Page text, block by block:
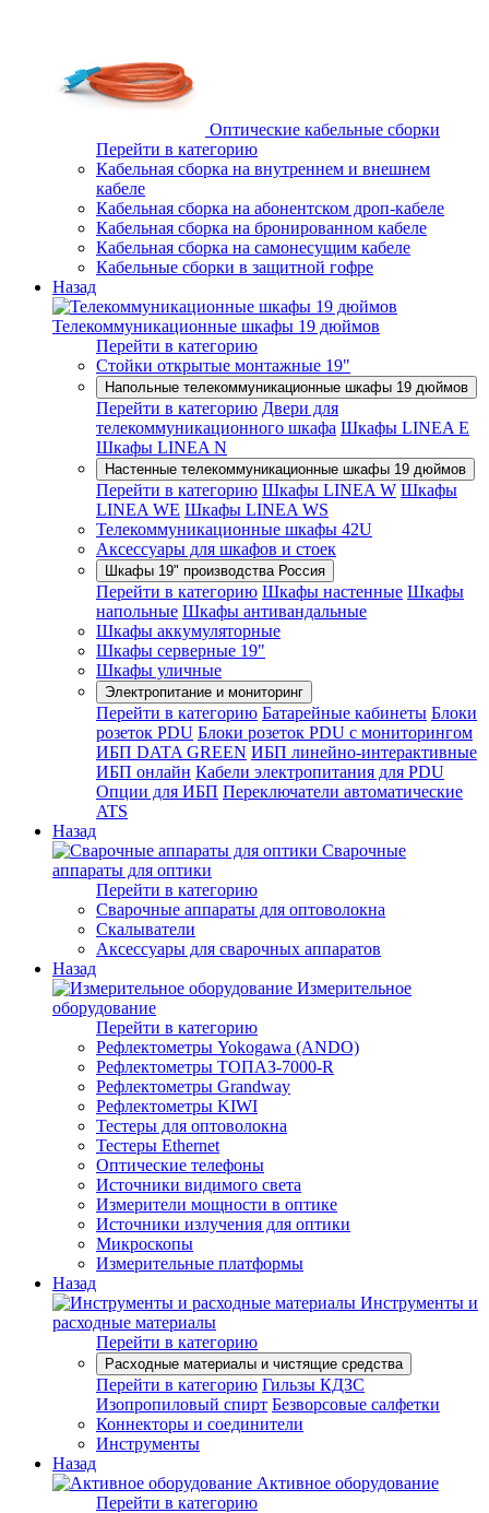
Оптические кабельные сборки
Перейти в категорию
Кабельная сборка на внутреннем и внешнем
кабеле
Кабельная сборка на абонентском дроп-кабеле
Кабельная сборка на бронированном кабеле
Кабельная сборка на самонесущим кабеле
Кабельные сборки в защитной гофре
Назад
Телекоммуникационные шкафы 19 дюймов
Перейти в категорию
Стойки открытые монтажные 19"
Напольные телекоммуникационные шкафы 19 дюймов
Перейти в категорию Двери для
телекоммуникационного шкафа Шкафы LINEA E
Шкафы LINEA N
Настенные телекоммуникационные шкафы 19 дюймов
Перейти в категорию Шкафы LINEA W Шкафы
LINEA WE Шкафы LINEA WS
Телекоммуникационные шкафы 42U
Аксессуары для шкафов и стоек
Шкафы 19" производства Россия
Перейти в категорию Шкафы настенные Шкафы
напольные Шкафы антивандальные
Шкафы аккумуляторные
Шкафы серверные 19"
Шкафы уличные
Электропитание и мониторинг
Перейти в категорию Батарейные кабинеты Блоки
розеток PDU Блоки розеток PDU с мониторингом
ИБП DATA GREEN ИБП линейно-интерактивные
ИБП онлайн Кабели электропитания для PDU
Опции для ИБП Переключатели автоматические
ATS
Назад
Сварочные
аппараты для оптики
Перейти в категорию
Сварочные аппараты для оптоволокна
Скалыватели
Аксессуары для сварочных аппаратов
Назад
Измерительное
оборудование
Перейти в категорию
Рефлектометры Yokogawa (ANDO)
Рефлектометры ТОПАЗ-7000-R
Рефлектометры Grandway
Рефлектометры KIWI
Тестеры для оптоволокна
Тестеры Ethernet
Оптические телефоны
Источники видимого света
Измерители мощности в оптике
Источники излучения для оптики
Микроскопы
Измерительные платформы
Назад
Инструменты и
расходные материалы
Перейти в категорию
Расходные материалы и чистящие средства
Перейти в категорию Гильзы КДЗС
Изопропиловый спирт Безворсовые салфетки
Коннекторы и соединители
Инструменты
Назад
Активное оборудование
Перейти в категорию